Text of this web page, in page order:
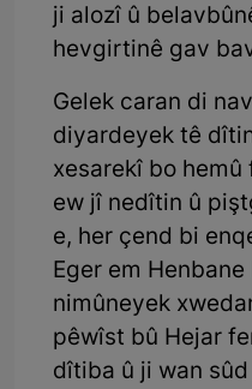
ji alozî û
hevgirtinê gav
Gelek caran di
diyardeyek tê
xesarekî bo
ew jî nedîtin û
e, her çend bi
Eger em
nimûneyek
pêwîst bû Hejar
dîtiba û ji wan